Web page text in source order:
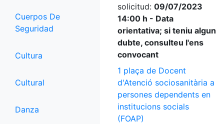
Cuerpos De
Seguridad
Cultura
Cultural
Danza
solicitud: 09/07/2023
14:00 h - Data
orientativa; si teniu algun
dubte, consulteu l'ens
convocant
1 plaça de Docent
d'Atenció sociosanitària a
persones dependents en
institucions socials
(FOAP)